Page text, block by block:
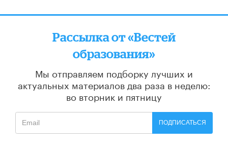
Рассылка от «Вестей
образования»
Мы отправляем подборку лучших и
актуальных материалов два раза в неделю:
во вторник и пятницу
ПОДПИСАТЬСЯ